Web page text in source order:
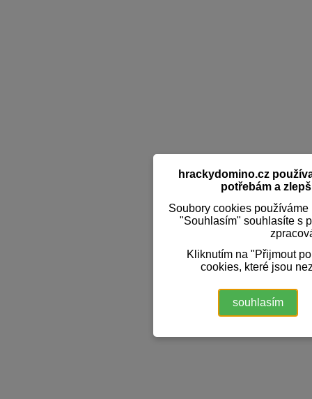
hrackydomino.cz
potřebám a
Soubory cookies
"Souhlasím" souhlasíte s
Kliknutím na "Přijmout
cookies, které jsou
souhlasím